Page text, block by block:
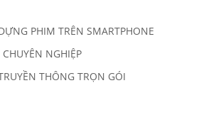
PHIM TRÊN SMARTPHONE
NGHIỆP
THÔNG TRỌN GÓI